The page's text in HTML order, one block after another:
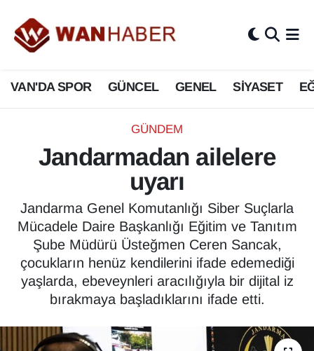
VAN'DA SPOR GÜNCEL GENEL SİYASET
GÜNDEM
Jandarmadan ailelere
uyarı
Jandarma Genel Komutanlığı Siber Suçlarla
Mücadele Daire Başkanlığı Eğitim ve Tanıtım
Şube Müdürü Üsteğmen Ceren Sancak,
çocukların henüz kendilerini ifade edemediği
yaşlarda, ebeveynleri aracılığıyla bir dijital iz
bırakmaya başladıklarını ifade etti.
3.SAYFA
ASAYİŞ
BİLİM VE TEKNOLOJİ
Biyografi
ÇEVRE
Deprem
Dernekler, Odalar
Diğer
Van Nöbetçi Eczaneler
Van Hava Durumu
Van Namaz Vakitleri
Van Trafik Yoğunluk Haritası
Süper Lig Puan Durumu ve Fikstür
Tüm Manşetler
Son Dakika Haberleri
Haber Arşivi